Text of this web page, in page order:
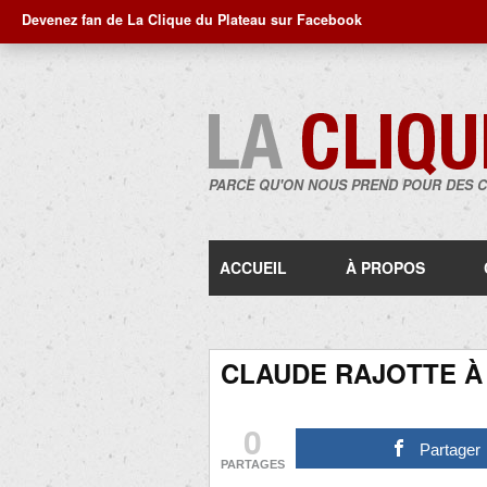
Devenez fan de La Clique du Plateau sur Facebook
PARCE QU'ON NOUS PREND POUR DES
ACCUEIL À PROPOS
CLAUDE RAJOTTE
0
PARTAGES
Partager